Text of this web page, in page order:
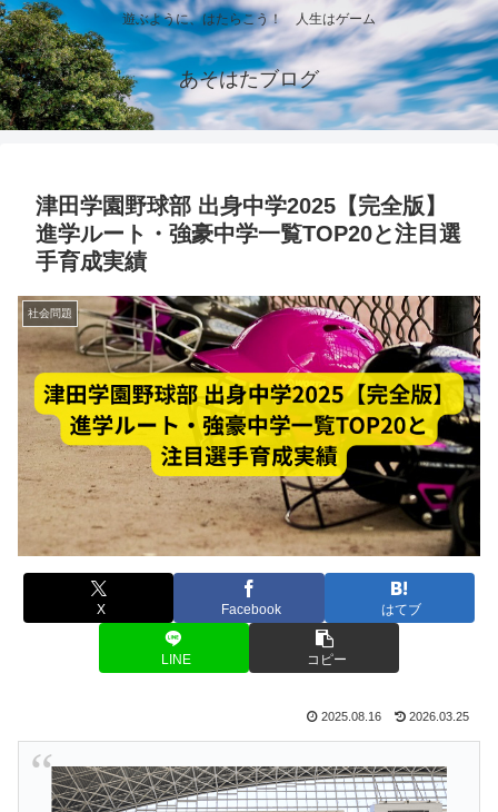
遊ぶように、はたらこう！ 人生はゲーム
あそはたブログ
津田学園野球部 出身中学2025【完全版】
進学ルート・強豪中学一覧TOP20と注目選
手育成実績
社会問題
X Facebook はてブ
LINE コピー
2025.08.16 2026.03.25